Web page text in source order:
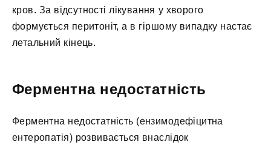
кров. За відсутності лікування у хворого
формується перитоніт, а в гіршому випадку настає
летальний кінець.
Ферментна недостатність
Ферментна недостатність (ензимодефіцитна
ентеропатія) розвивається внаслідок